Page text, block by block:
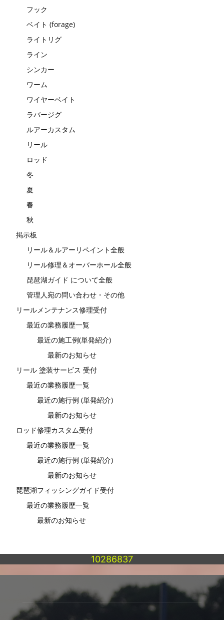
フック
ベイト (forage)
ライトリグ
ライン
シンカー
ワーム
ワイヤーベイト
ラバージグ
ルアーカスタム
リール
ロッド
冬
夏
春
秋
掲示板
リール＆ルアーリペイント全般
リール修理＆オーバーホール全般
琵琶湖ガイド について全般
管理人宛の問い合わせ・その他
リールメンテナンス修理受付
最近の業務履歴一覧
最近の施工例(単発紹介)
最新のお知らせ
リール 塗装サービス 受付
最近の業務履歴一覧
最近の施行例 (単発紹介)
最新のお知らせ
ロッド修理カスタム受付
最近の業務履歴一覧
最近の施行例 (単発紹介)
最新のお知らせ
琵琶湖フィッシングガイド受付
最近の業務履歴一覧
最新のお知らせ
10286837